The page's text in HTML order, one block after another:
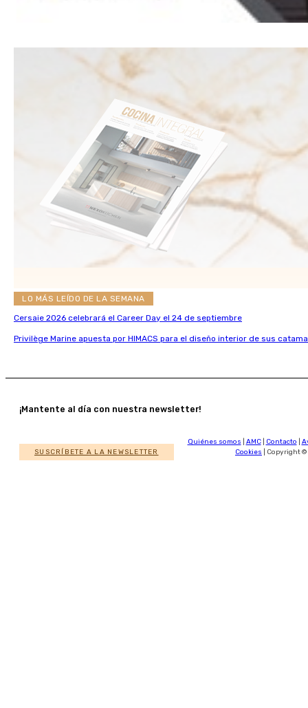
LO MÁS LEÍDO DE LA SEMANA
Cersaie 2026 celebrará el Career Day el 24 de septiembre
Privilège Marine apuesta por HIMACS para el diseño interior de sus
¡Mantente al día con nuestra newsletter!
SUSCRÍBETE A LA NEWSLETTER
Quiénes somos AMC| Contacto
Cookies | Copyright